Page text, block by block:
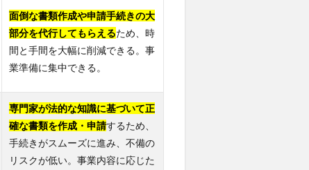
面倒な書類作成や申請手続きの大
部分を代行してもらえるため、時
間と手間を大幅に削減できる。事
業準備に集中できる。
専門家が法的な知識に基づいて正
確な書類を作成・申請するため、
手続きがスムーズに進み、不備の
リスクが低い。事業内容に応じた